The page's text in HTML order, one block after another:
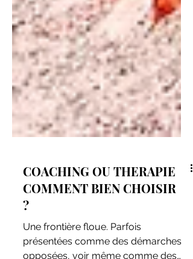
COACHING OU THERAPIE
COMMENT BIEN CHOISIR
?
Une frontière floue. Parfois